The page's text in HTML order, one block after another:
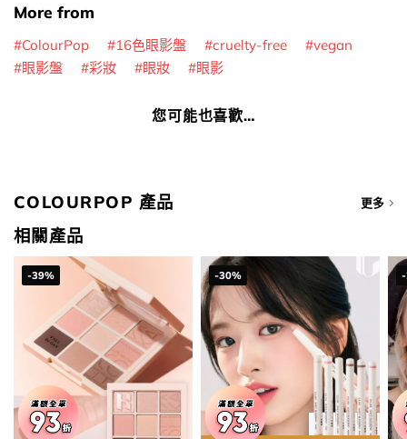
More from
ColourPop 16色眼影盤 cruelty-free
vegan
眼影盤
彩妝 眼妝 眼影
您可能也喜歡…
COLOURPOP 產品 更多
相關產品
-39% -30%